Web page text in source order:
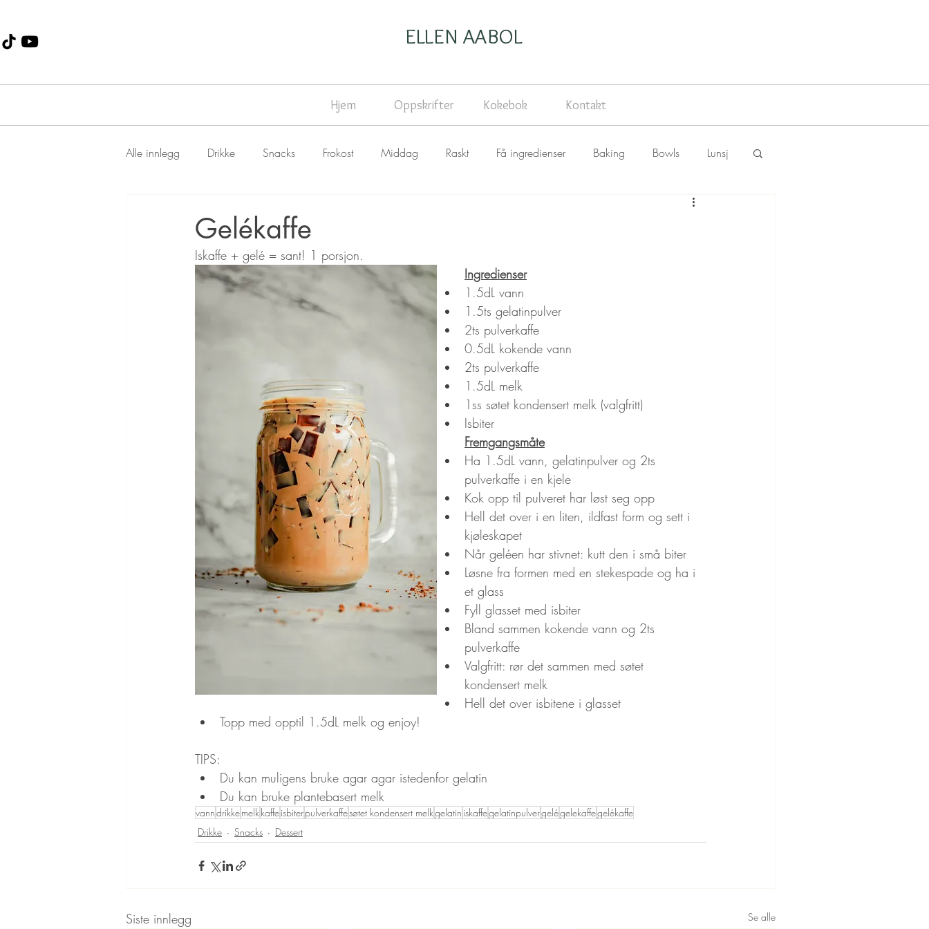
ELLEN AABOL
Alle innlegg Drikke Snacks Frokost Middag Raskt Få ingredienser Baking Bowls Lunsj
Gelékaffe
Iskaffe + gelé = sant! 1 porsjon.
Ingredienser
1.5dL vann
1.5ts gelatinpulver
2ts pulverkaffe
0.5dL kokende vann
2ts pulverkaffe
1.5dL melk
1ss søtet kondensert melk (valgfritt)
Isbiter
Fremgangsmåte
Ha 1.5dL vann, gelatinpulver og 2ts
pulverkaffe i en kjele
Kok opp til pulveret har løst seg opp
Hell det over i en liten, ildfast form og sett i
kjøleskapet
Når geléen har stivnet: kutt den i små biter
Løsne fra formen med en stekespade og ha i
et glass
Fyll glasset med isbiter
Bland sammen kokende vann og 2ts
pulverkaffe
Valgfritt: rør det sammen med søtet
kondensert melk
Hell det over isbitene i glasset
Topp med opptil 1.5dL melk og enjoy!
TIPS:
Du kan muligens bruke agar agar istedenfor gelatin
Du kan bruke plantebasert melk
vanndrikkemelkkaffeisbiterpulverkaffesøtet kondensert melkgelatin iskaffegelatinpulvergelégelekaffegelékaffe
Drikke
Snacks Dessert
Siste innlegg Se alle
Hjem Oppskrifter Kokebok Kontakt